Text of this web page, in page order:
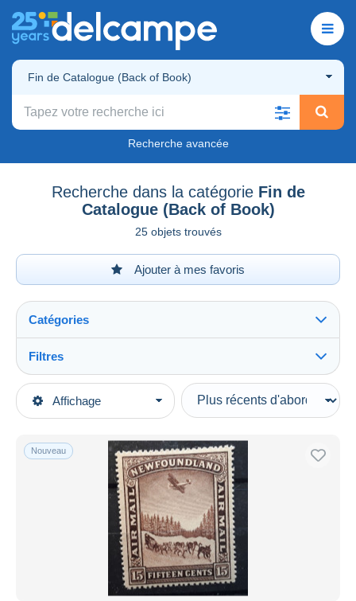
Fin de Catalogue (Back of Book)
Recherche avancée
Recherche dans la catégorie Fin de
Catalogue (Back of Book)
25 objets trouvés
Ajouter à mes favoris
Affichage
Catégories
Catégories principales
Amérique
Provinces (...-1949)
Fin de Catalogue (Back of Book)
Filtres
Types de vente
En cours
Prix fixes
Enchères avec offres
Enchères sans offres
Maisons de vente
Toutes les durées
Nouveau